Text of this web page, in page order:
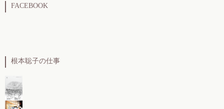
FACEBOOK
根本聡子の仕事